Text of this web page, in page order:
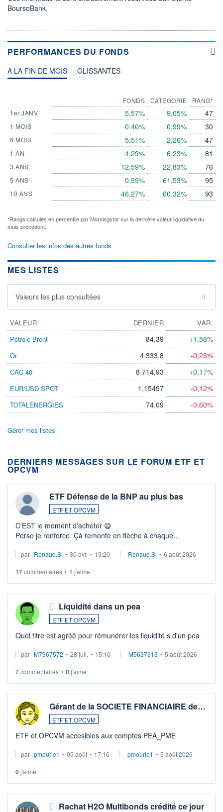
BoursoBank.
PERFORMANCES DU FONDS
A LA FIN DE MOIS GLISSANTES
1er JANV.
1 MOIS
6 MOIS
1 AN
3 ANS
5 ANS
10 ANS
FONDS
5,57%
0,40%
5,51%
4,29%
12,59%
0,99%
46,27%
CATEGORIE
9,05%
0,99%
2,26%
6,23%
22,83%
61,53%
60,32%
RANG*
47
30
47
81
76
95
93
*Rangs calculés en percentile par Morningstar sur la dernière valeur liquidative du
mois précédent.
Consulter les infos des autres fonds
MES LISTES
Valeurs les plus consultées
VALEUR DERNIER
VAR.
Pétrole Brent
84,39 +1,58%
Or 4 333,8 -0,23%
CAC 40 8 714,93 +0,17%
EUR/USD SPOT 1,15497 -0,12%
TOTALENERGIES 74,09 -0,60%
Gérer mes listes
DERNIERS MESSAGES SUR LE FORUM ETF ET
OPCVM
ETF Défense de la BNP au plus bas
ETF ET OPCVM
C'EST le moment d'acheter 😄​
Perso je renforce. Çà remonte en flèche à chaque
Investissement long terme tip top pour sa retraite.
par Renaud.S. • 30 avr. • 13:20 Renaud.S. • 6 août 2026
17commentaires • 1 j'aime
Liquidité dans un pea
ETF ET OPCVM
Quel titre est agréé pour rémunérer les liquidité s d'un pea
par M7967572 • 28 juil. • 15:16 M5637613 • 5 août 2026
7commentaires • 0j'aime
Gérant de la SOCIETE FINANCIAIRE de…
ETF ET OPCVM
ETF et OPCVM accesibles aux comptes PEA_PME
par pmourie1 • 05 août • 17:16 pmourie1 • 5 août 2026
0j'aime
Rachat H2O Multibonds crédité ce jour